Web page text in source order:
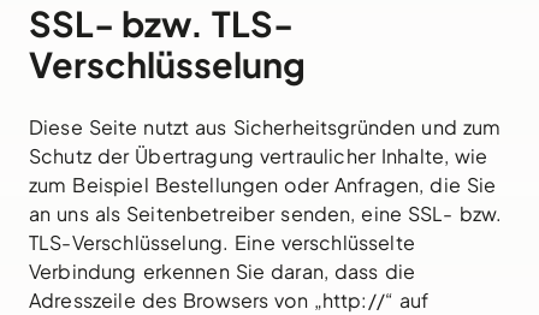
SSL- bzw. TLS-
Verschlüsselung
Diese Seite nutzt aus Sicherheitsgründen und zum
Schutz der Übertragung vertraulicher Inhalte, wie
zum Beispiel Bestellungen oder Anfragen, die Sie
an uns als Seitenbetreiber senden, eine SSL- bzw.
TLS-Verschlüsselung. Eine verschlüsselte
Verbindung erkennen Sie daran, dass die
Adresszeile des Browsers von „http://“ auf